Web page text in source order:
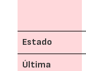
Estado
Última